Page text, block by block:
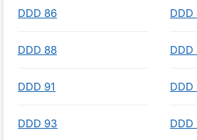
DDD 86 DDD
DDD 88 DDD
DDD 91 DDD
DDD 93 DDD